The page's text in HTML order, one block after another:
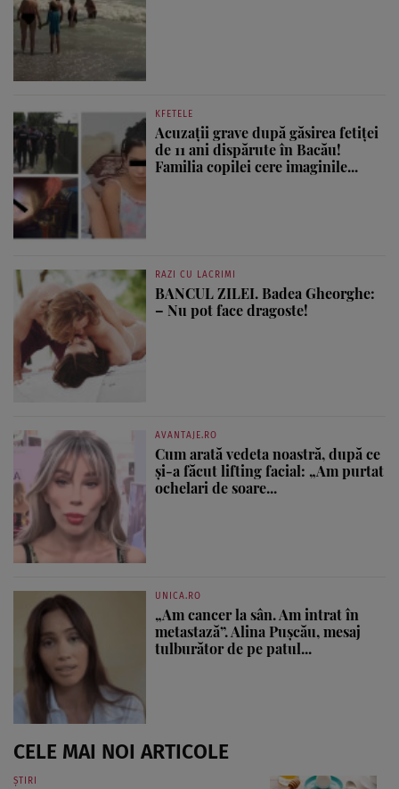
KFETELE
Acuzații grave după găsirea fetiței
de 11 ani dispărute în Bacău!
Familia copilei cere imaginile...
RAZI CU LACRIMI
BANCUL ZILEI. Badea Gheorghe:
– Nu pot face dragoste!
AVANTAJE.RO
Cum arată vedeta noastră, după ce
și-a făcut lifting facial: „Am purtat
ochelari de soare...
UNICA.RO
„Am cancer la sân. Am intrat în
metastază”. Alina Pușcău, mesaj
tulburător de pe patul...
CELE MAI NOI ARTICOLE
ȘTIRI